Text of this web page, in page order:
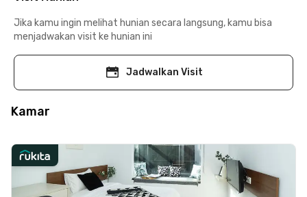
Jika kamu ingin melihat hunian secara langsung, kamu bisa
menjadwakan visit ke hunian ini
Jadwalkan Visit
Kamar